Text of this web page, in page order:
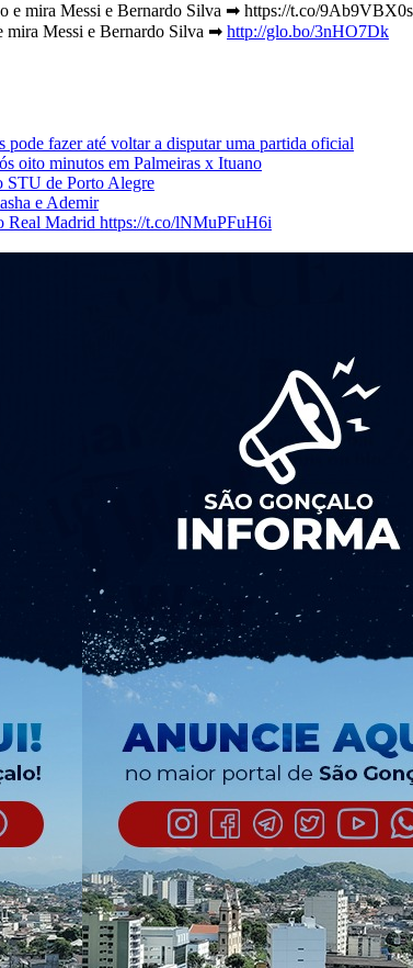
mira Messi e Bernardo Silva ➡ http://glo.bo/3nHO7Dk
fazer até voltar a disputar uma partida oficial
oito minutos em Palmeiras x Ituano
STU de Porto Alegre
e Ademir
Real Madrid https://t.co/lNMuPFuH6i